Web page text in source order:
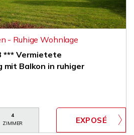
- Ruhige Wohnlage
*** Vermietete
mit Balkon in ruhiger
4
ZIMMER